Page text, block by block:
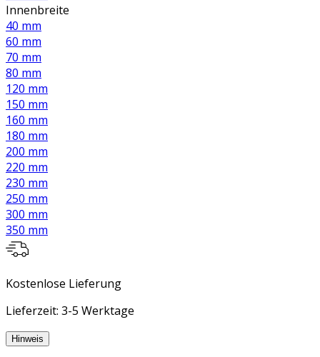
Innenbreite
40 mm
60 mm
70 mm
80 mm
120 mm
150 mm
160 mm
180 mm
200 mm
220 mm
230 mm
250 mm
300 mm
350 mm
Kostenlose Lieferung
Lieferzeit: 3-5 Werktage
Hinweis